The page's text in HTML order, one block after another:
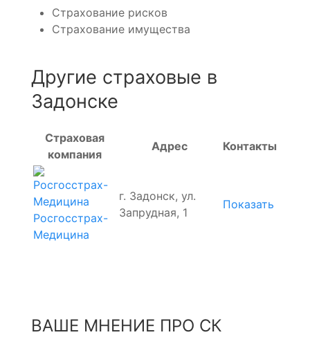
Страхование рисков
Страхование имущества
Другие страховые в
Задонске
Страховая
компания
Адрес Контакты
Росгосстрах-
Медицина
г. Задонск, ул.
Запрудная, 1
Показать
ВАШЕ МНЕНИЕ ПРО СК